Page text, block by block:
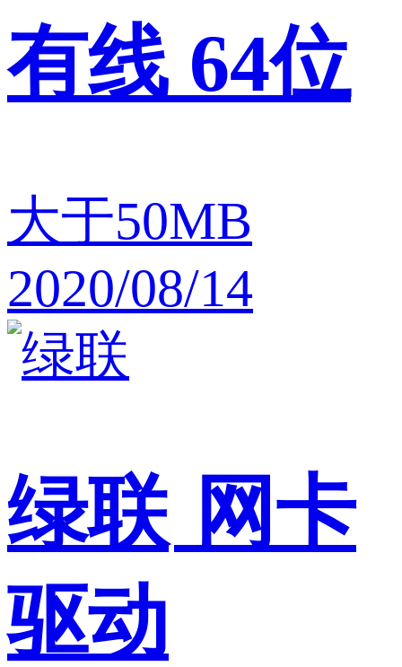
有线 64位
大于50MB
2020/08/14
绿联 网卡
驱动